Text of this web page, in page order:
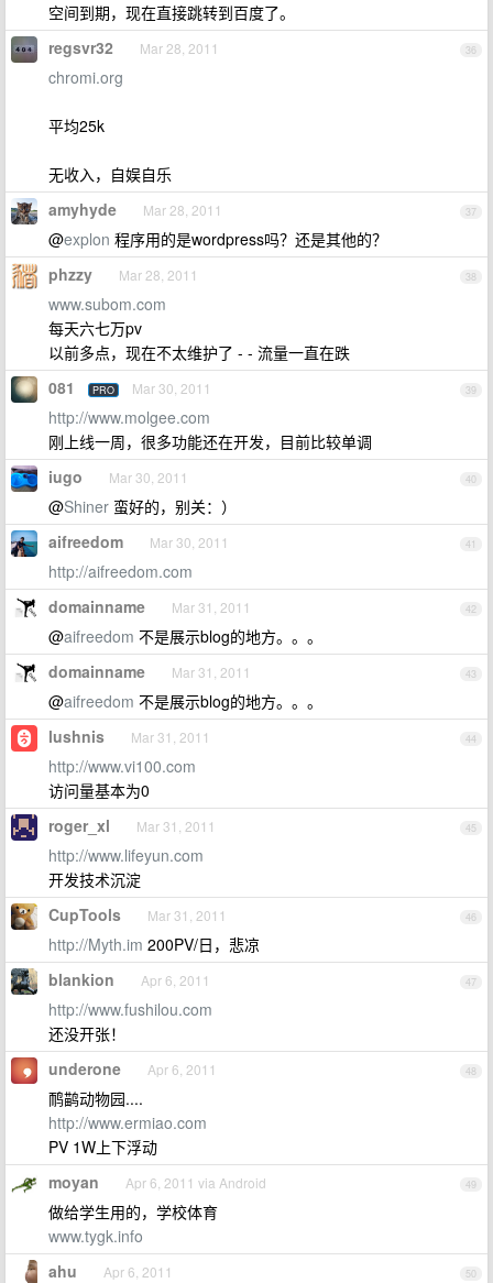
空间到期，现在直接跳转到百度了。
36
regsvr32 Mar 28, 2011
chromi.org
平均25k
无收入，自娱自乐
37
amyhyde Mar 28, 2011
@explon 程序用的是wordpress吗？还是其他的？
38
phzzy Mar 28, 2011
www.subom.com
每天六七万pv
以前多点，现在不太维护了 - - 流量一直在跌
39
081 PRO Mar 30, 2011
http://www.molgee.com
刚上线一周，很多功能还在开发，目前比较单调
40
iugo Mar 30, 2011
@Shiner 蛮好的，别关：）
41
aifreedom Mar 30, 2011
http://aifreedom.com
42
domainname Mar 31, 2011
@aifreedom 不是展示blog的地方。。。
43
domainname Mar 31, 2011
@aifreedom 不是展示blog的地方。。。
44
lushnis Mar 31, 2011
http://www.vi100.com
访问量基本为0
45
roger_xl Mar 31, 2011
http://www.lifeyun.com
开发技术沉淀
46
CupTools Mar 31, 2011
http://Myth.im 200PV/日，悲凉
47
blankion Apr 6, 2011
http://www.fushilou.com
还没开张！
48
underone Apr 6, 2011
鸸鹋动物园....
http://www.ermiao.com
PV 1W上下浮动
49
moyan Apr 6, 2011 via Android
做给学生用的，学校体育
www.tygk.info
50
ahu Apr 6, 2011